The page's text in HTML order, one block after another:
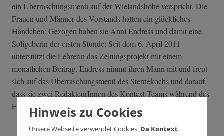
ein Überraschungsmenü auf der Wielandshöhe verspricht. Die
Frauen und Männer des Vorstands hatten ein glückliches
Händchen: Gezogen haben sie Anni Endress und damit eine
Soligeberin der ersten Stunde: Seit dem 6. April 2011
unterstützt die Lehrerin das Zeitungsprojekt mit einem
monatlichen Beitrag. Endress nimmt ihren Mann mit und freut
sich auf das Überraschungsmenü des Sternekochs und darauf,
dass sie zwei RedakteurInnen des Kontext-Teams während des
Essens löchern kann.
Hinweis zu Cookies
Unsere Webseite verwendet Cookies. Da Kontext